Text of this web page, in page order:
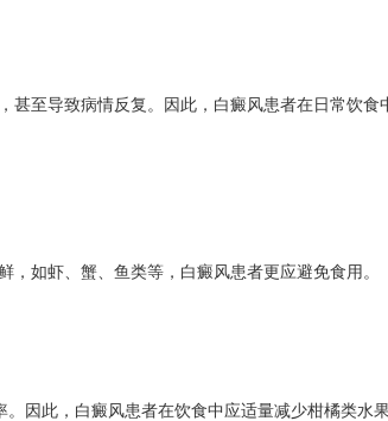
至导致病情反复。因此，白癜风患者在日常饮食
如虾、蟹、鱼类等，白癜风患者更应避免食用。
因此，白癜风患者在饮食中应适量减少柑橘类水